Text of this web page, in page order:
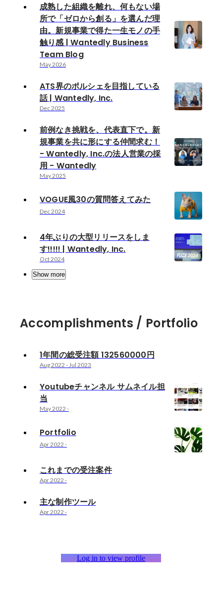
成熟した組織を離れ、何もない場
所で「ゼロから創る」を選んだ理
由。新規事業で得た一生モノの手
触り感 | Wantedly Business
Team Blog
May 2026
ATS界のポルシェを目指している
話 | Wantedly, Inc.
Dec 2025
前例なき挑戦を、代表直下で。新
規事業を共に形にする仲間求む！
- Wantedly, Inc.の法人営業の採
用 - Wantedly
May 2025
VOGUE風30の質問答えてみた
Dec 2024
4年ぶりの大型リリースをしま
す!!!!! | Wantedly, Inc.
Oct 2024
Show more
Accomplishments / Portfolio
1年間の総受注額 132560000円
Aug 2022 - Jul 2023
Youtubeチャンネル サムネイル担
当
May 2022 -
Portfolio
Apr 2022 -
これまでの受注案件
Apr 2022 -
主な制作ツール
Apr 2022 -
Log in to view profile